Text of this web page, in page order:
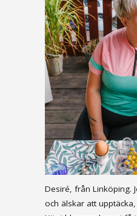
Desiré, från Linköping.
och älskar att